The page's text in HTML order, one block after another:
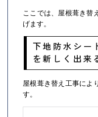
ここでは、屋根葺き替
げます。
下地防水シー
を新しく出来
屋根葺き替え工事によ
す。